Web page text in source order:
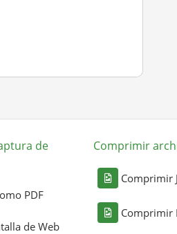
de
PDF
de Web
Comprimir
Comprimir
Comprimir